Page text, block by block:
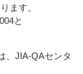
ます。
と
、JIA-QAセンタ